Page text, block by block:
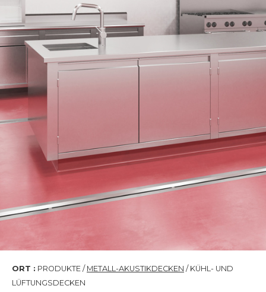
ORT : PRODUKTE / METALL-AKUSTIKDECKEN / KÜHL- UND
LÜFTUNGSDECKEN